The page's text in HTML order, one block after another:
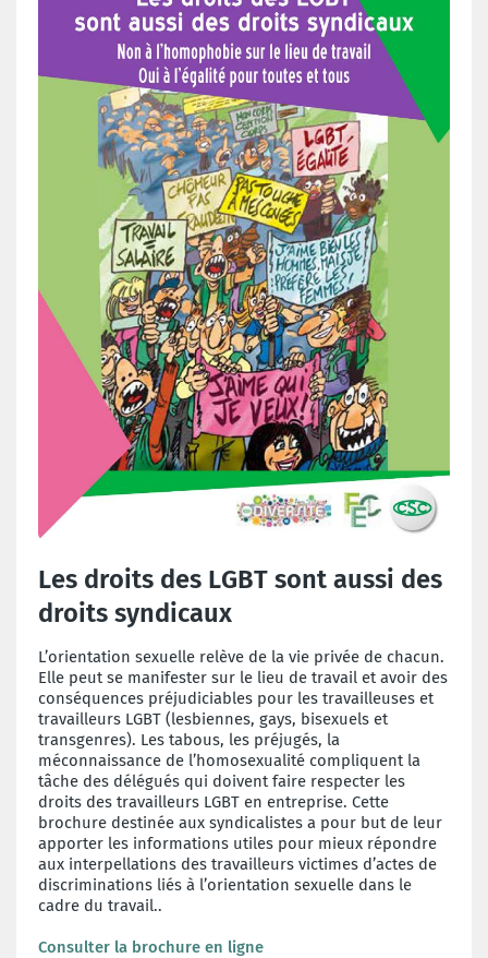
Les droits des LGBT sont aussi des
droits syndicaux
L’orientation sexuelle relève de la vie privée de chacun.
Elle peut se manifester sur le lieu de travail et avoir des
conséquences préjudiciables pour les travailleuses et
travailleurs LGBT (lesbiennes, gays, bisexuels et
transgenres). Les tabous, les préjugés, la
méconnaissance de l’homosexualité compliquent la
tâche des délégués qui doivent faire respecter les
droits des travailleurs LGBT en entreprise. Cette
brochure destinée aux syndicalistes a pour but de leur
apporter les informations utiles pour mieux répondre
aux interpellations des travailleurs victimes d’actes de
discriminations liés à l’orientation sexuelle dans le
cadre du travail..
Consulter la brochure en ligne